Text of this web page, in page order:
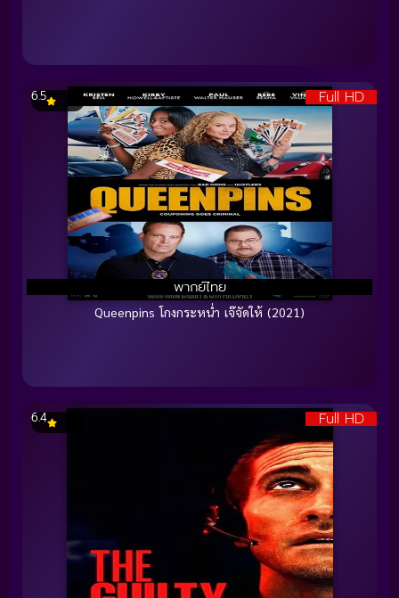
Full HD
พากย์ไทย
6.5
Queenpins โกงกระหน่ำ เจ๊จัดให้ (2021)
Full HD
6.4